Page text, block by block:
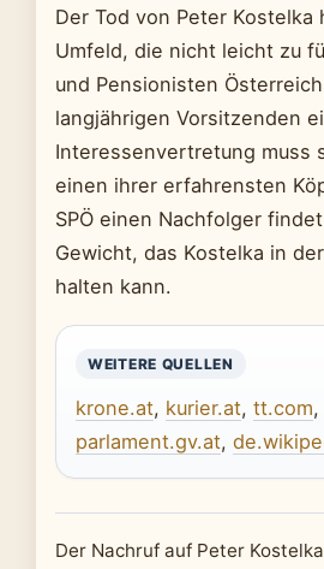
Der Tod von Peter
Umfeld, die nicht leicht zu
und Pensionisten
langjährigen Vorsitzenden
Interessenvertretung muss
einen ihrer erfahrensten
SPÖ einen Nachfolger
Gewicht, das Kostelka in
halten kann.
WEITERE QUELLEN
krone.at, kurier.at, tt.com,
parlament.gv.at,
Der Nachruf auf Peter